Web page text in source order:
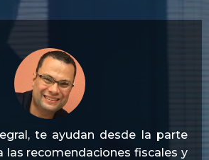
te ayudan desde la parte
las recomendaciones fiscales y